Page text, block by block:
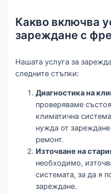
Какво включва
зареждане с
Нашата услуга за
следните стъпки:
Диагностика на
проверяваме
климатична
нужда от
ремонт.
Източване на
необходимо,
системата, за да я
зареждане.